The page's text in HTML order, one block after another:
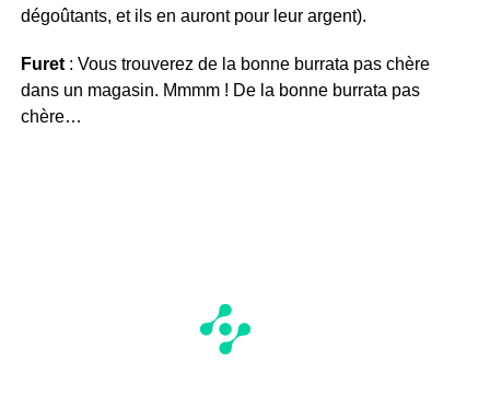
dégoûtants, et ils en auront pour leur argent).
Furet: Vous trouverez de la bonne burrata pas chère
dans un magasin. Mmmm ! De la bonne burrata pas
chère…